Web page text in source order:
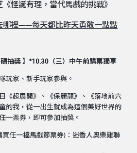
怪誕有理，當代馬戲的挑戰》
哪裡——每天都比昨天勇敢一點點
碼抽獎 】*10.30（三）中午前購票獨享
玩家、新手玩家參與。
《超展開》、《保麗龍》、《落地前六
的我，從一出生就成為這個美好世界的
一票券，即可參加抽獎。
買任一檔馬戲節票券)：迷香人奧樂雞聯